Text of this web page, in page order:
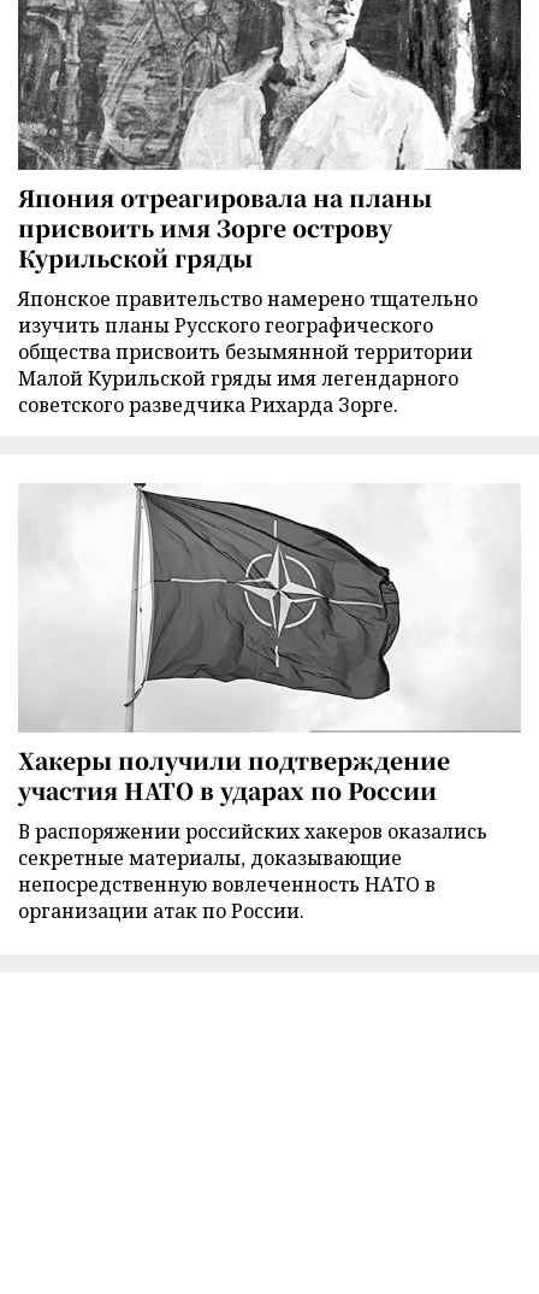
Япония отреагировала на планы
присвоить имя Зорге острову
Курильской гряды
Японское правительство намерено тщательно
изучить планы Русского географического
общества присвоить безымянной территории
Малой Курильской гряды имя легендарного
советского разведчика Рихарда Зорге.
Хакеры получили подтверждение
участия НАТО в ударах по России
В распоряжении российских хакеров оказались
секретные материалы, доказывающие
непосредственную вовлеченность НАТО в
организации атак по России.